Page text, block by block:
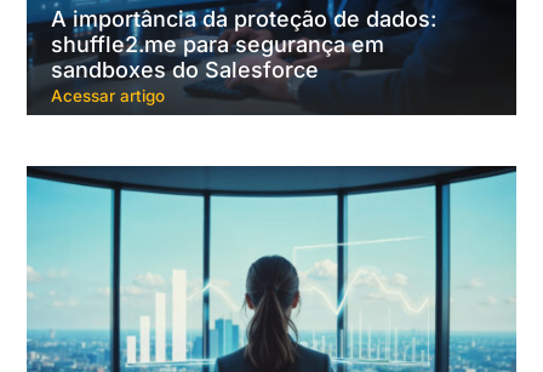
A importância da proteção de dados:
shuffle2.me para segurança em
sandboxes do Salesforce
Acessar artigo